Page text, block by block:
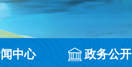
中心 政务公开